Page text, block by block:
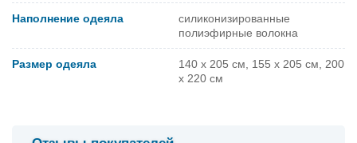
Наполнение одеяла
силиконизированные
полиэфирные волокна
Размер одеяла
140 х 205 см, 155 х 205 см, 200
х 220 см